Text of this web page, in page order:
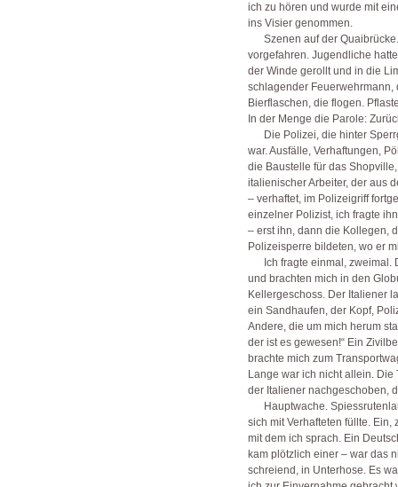
ich zu hören und wurde mit
ins Visier genommen.
Szenen auf der
vorgefahren. Jugendliche
der Winde gerollt und in die
schlagender Feuerwehrmann,
Bierflaschen, die flogen.
In der Menge die Parole:
Die Polizei, die hinter
war. Ausfälle, Verhaftungen,
die Baustelle für das
italienischer Arbeiter, der aus
– verhaftet, im Polizeigriff
einzelner Polizist, ich fragte
– erst ihn, dann die Kollegen,
Polizeisperre bildeten, wo er
Ich fragte einmal, zweimal.
und brachten mich in den
Kellergeschoss. Der Italiener
ein Sandhaufen, der Kopf,
Andere, die um mich herum
der ist es gewesen!“ Ein
brachte mich zum
Lange war ich nicht allein. Die
der Italiener nachgeschoben,
Hauptwache.
sich mit Verhafteten füllte. Ein,
mit dem ich sprach. Ein
kam plötzlich einer – war das
schreiend, in Unterhose. Es